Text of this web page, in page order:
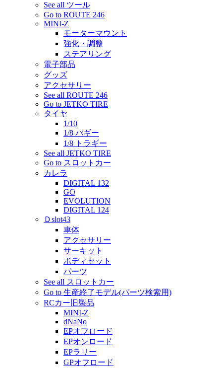
See all ツール
Go to ROUTE 246
MINI-Z
モーターマウント
強化・調整
ステアリング
電子部品
グッズ
アクセサリー
See all ROUTE 246
Go to JETKO TIRE
タイヤ
1/10
1/8 バギー
1/8 トラギー
See all JETKO TIRE
Go to スロットカー
カレラ
DIGITAL 132
GO
EVOLUTION
DIGITAL 124
Ｄslot43
車体
アクセサリー
サーキット
ボディセット
パーツ
See all スロットカー
Go to 生産終了モデル(パーツ検索用)
RCカー旧製品
MINI-Z
dNaNo
EPオフロード
EPオンロード
EPラリー
GPオフロード